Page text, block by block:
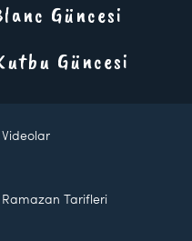
Güncesi
Güncesi
Videolar
Ramazan Tarifleri